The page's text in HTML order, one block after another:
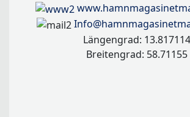
Längengrad: 13.817114
Breitengrad: 58.71155